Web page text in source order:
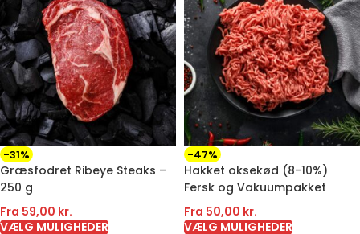
-31%
Græsfodret Ribeye Steaks –
250 g
Fra 59,00 kr.
VÆLG MULIGHEDER
-47%
Hakket oksekød (8-10%)
Fersk og Vakuumpakket
Fra 50,00 kr.
VÆLG MULIGHEDER